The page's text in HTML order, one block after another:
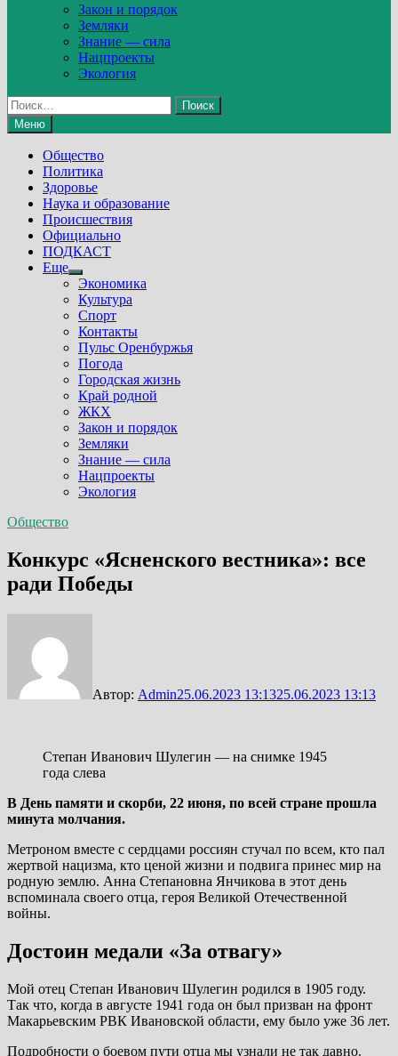
Закон и порядок
Земляки
Знание — сила
Нацпроекты
Экология
Найти:
Меню
Общество
Политика
Здоровье
Наука и образование
Происшествия
Официально
ПОДКАСТ
Еще
Show
sub
menu
Экономика
Культура
Спорт
Контакты
Пульс Оренбуржья
Погода
Городская жизнь
Край родной
ЖКХ
Закон и порядок
Земляки
Знание — сила
Нацпроекты
Экология
Общество
Конкурс «Ясненского вестника»: все
ради Победы
Автор: Admin25.06.2023 13:1325.06.2023 13:13
Степан Иванович Шулегин — на снимке 1945
года слева
В День памяти и скорби, 22 июня, по всей стране прошла
минута молчания.
Метроном вместе с сердцами россиян стучал по всем, кто пал
жертвой нацизма, кто ценой жизни и подвига принес мир на
родную землю. Анна Степановна Янчикова в этот день
вспоминала своего отца, героя Великой Отечественной
войны.
Достоин медали «За отвагу»
Мой отец Степан Иванович Шулегин родился в 1905 году.
Так что, когда в августе 1941 года он был призван на фронт
Макарьевским РВК Ивановской области, ему было уже 36 лет.
Подробности о боевом пути отца мы узнали не так давно.